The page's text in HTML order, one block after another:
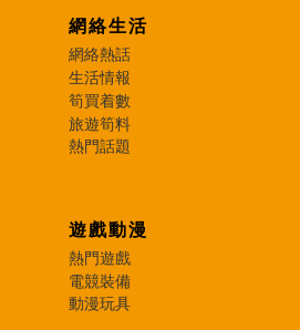
網絡生活
網絡熱話
生活情報
筍買着數
旅遊筍料
熱門話題
遊戲動漫
熱門遊戲
電競裝備
動漫玩具